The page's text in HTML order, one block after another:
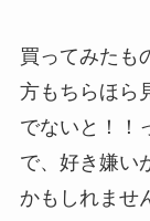
買ってみたも
方もちらほら
でないと！！
で、好き嫌い
かもしれませ